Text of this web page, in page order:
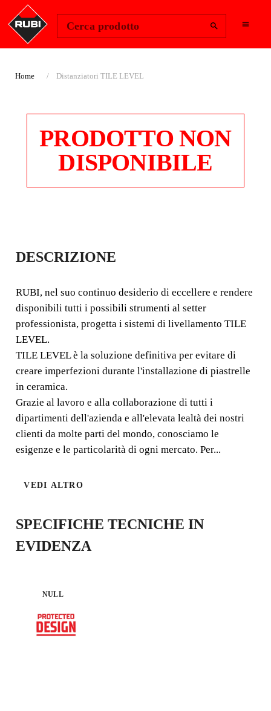
Cerca prodotto
Home Distanziatori TILE LEVEL
PRODOTTO NON
DISPONIBILE
DISTANZIATORI
TILE LEVEL
RUBI, nel suo continuo desiderio di eccellere e rendere
disponibili tutti i possibili strumenti al setter
professionista, progetta i sistemi di livellamento TILE
LEVEL.
DESCRIZIONE
RUBI, nel suo continuo desiderio di eccellere e rendere
disponibili tutti i possibili strumenti al setter
professionista, progetta i sistemi di livellamento TILE
LEVEL.
TILE LEVEL è la soluzione definitiva per evitare di
creare imperfezioni durante l'installazione di piastrelle
in ceramica.
Grazie al lavoro e alla collaborazione di tutti i
dipartimenti dell'azienda e all'elevata lealtà dei nostri
clienti da molte parti del mondo, conosciamo le
esigenze e le particolarità di ogni mercato. Per...
VEDI ALTRO
SPECIFICHE TECNICHE IN
EVIDENZA
NULL